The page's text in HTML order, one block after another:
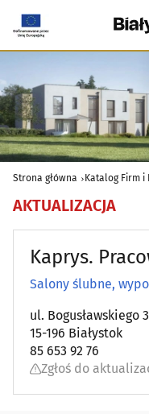
Strona główna Katalog Firm
AKTUALIZACJA
Kaprys.
Salony ślubne,
ul. Bogusławskiego
15-196 Białystok
85 653 92 76
Zgłoś do